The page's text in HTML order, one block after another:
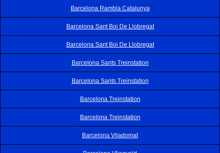
Barcelona Rambla Catalunya
Barcelona Sant Boi De Llobregat
Barcelona Sant Boi De Llobregat
Barcelona Sants Treinstation
Barcelona Sants Treinstation
Barcelona Treinstation
Barcelona Treinstation
Barcelona Viladomat